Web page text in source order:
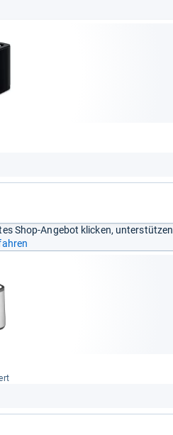
Shop-Angebot klicken, unterstützen